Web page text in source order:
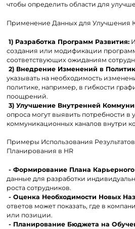
чтобы определить области для
Применение Данных для Улучшения
1) Разработка Программ Развития:
создания или модификации
соответствующих ожиданиям
2) Внедрение Изменений в
указывать на необходимость
политике, например, в гибкости
поощрений.
3) Улучшение Внутренней
опроса могут выявить потребности в
коммуникационных каналов внутри
Примеры Использования Результатов
Планирования в HR
- Формирование Плана Карьерного
данные для разработки
роста сотрудников.
- Оценка Необходимости Новых
ответов может показать, где в
или позиции.
- Планирование Бюджета на